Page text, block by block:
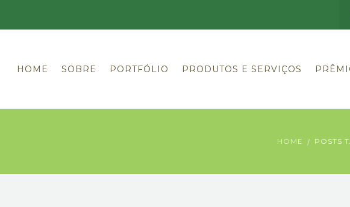
HOME SOBRE PORTFÓLIO PRODUTOS E SERVIÇOS
HOME POSTS